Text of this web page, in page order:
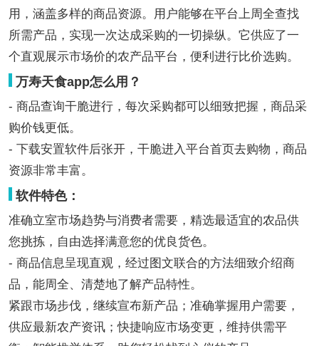
用，涵盖多样的商品资源。用户能够在平台上周全查找
所需产品，实现一次达成采购的一切操纵。它供应了一
个直观展示市场价的农产品平台，便利进行比价选购。
万寿天食app怎么用？
- 商品查询干脆进行，每次采购都可以细致把握，商品采
购价钱更低。
- 下载安置软件后张开，干脆进入平台首页去购物，商品
资源非常丰富。
软件特色：
准确立室市场趋势与消费者需要，精选最适宜的农品供
您挑拣，自由选择满意您的优良货色。
- 商品信息呈现直观，经过图文联合的方法细致介绍商
品，能周全、清楚地了解产品特性。
紧跟市场步伐，继续宣布新产品；准确掌握用户需要，
供应最新农产资讯；快捷响应市场变更，维持供需平